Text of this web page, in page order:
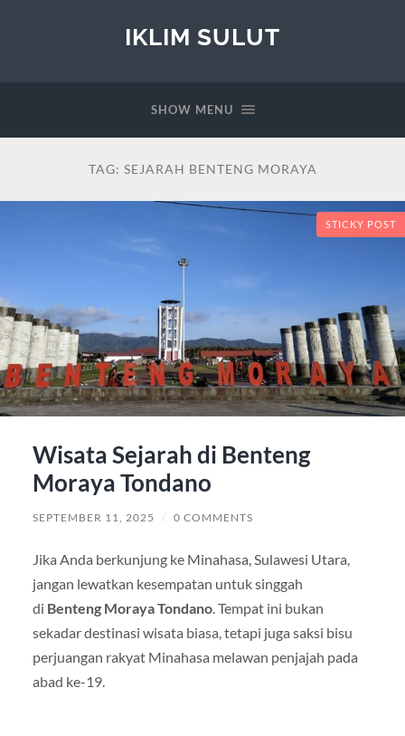
IKLIM SULUT
SHOW MENU
TAG: SEJARAH BENTENG MORAYA
STICKY POST
Wisata Sejarah di Benteng
Moraya Tondano
SEPTEMBER 11, 2025 / 0 COMMENTS
Jika Anda berkunjung ke Minahasa, Sulawesi Utara,
jangan lewatkan kesempatan untuk singgah
di Benteng Moraya Tondano. Tempat ini bukan
sekadar destinasi wisata biasa, tetapi juga saksi bisu
perjuangan rakyat Minahasa melawan penjajah pada
abad ke-19.